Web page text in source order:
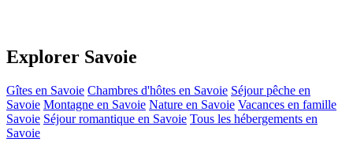
Explorer Savoie
Gîtes en Savoie Chambres d'hôtes en Savoie Séjour pêche en
Savoie Montagne en Savoie Nature en Savoie Vacances en famille
Savoie Séjour romantique en Savoie Tous les hébergements en
Savoie